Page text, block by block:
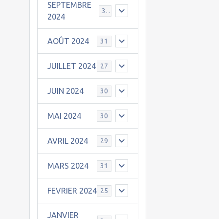
SEPTEMBRE
2024
30
AOÛT 2024 31
JUILLET 2024 27
JUIN 2024 30
MAI 2024 30
AVRIL 2024 29
MARS 2024 31
FEVRIER 2024 25
JANVIER